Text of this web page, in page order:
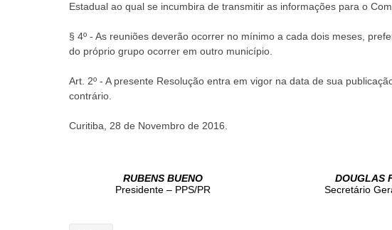
Estadual ao qual se incumbira de transmitir as informações para o
§ 4º - As reuniões deverão ocorrer no mínimo a cada dois meses,
do próprio grupo ocorrer em outro município.
Art. 2º - A presente Resolução entra em vigor na data de sua
contrário.
Curitiba, 28 de Novembro de 2016.
RUBENS BUENO
DOUGLAS
Presidente – PPS/PR
Secretário